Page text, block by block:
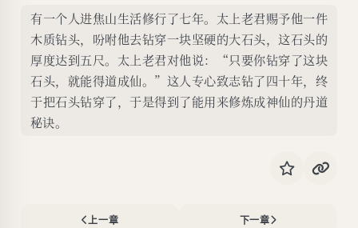
有一个人进焦山生活修行了七年。太上老君赐予他一件
木质钻头，吩咐他去钻穿一块坚硬的大石头，这石头的
厚度达到五尺。太上老君对他说：“只要你钻穿了这块
石头，就能得道成仙。”这人专心致志钻了四十年，终
于把石头钻穿了，于是得到了能用来修炼成神仙的丹道
秘诀。
上一章 下一章